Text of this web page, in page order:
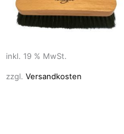
inkl. 19 % MwSt.
zzgl. Versandkosten